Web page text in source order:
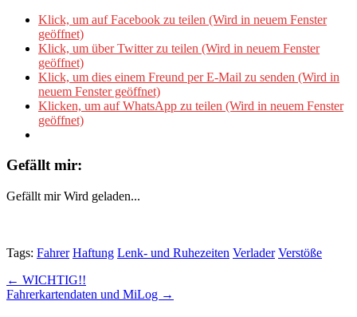
Klick, um auf Facebook zu teilen (Wird in neuem Fenster
geöffnet)
Klick, um über Twitter zu teilen (Wird in neuem Fenster
geöffnet)
Klick, um dies einem Freund per E-Mail zu senden (Wird in
neuem Fenster geöffnet)
Klicken, um auf WhatsApp zu teilen (Wird in neuem Fenster
geöffnet)
Gefällt mir:
Gefällt mir Wird geladen...
Tags: Fahrer Haftung Lenk- und Ruhezeiten Verlader Verstöße
Post
navigation
← WICHTIG!!
Fahrerkartendaten und MiLog →